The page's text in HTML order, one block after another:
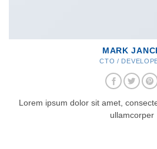
MARK
CTO /
Lorem ipsum dolor sit amet,
ullamcorper